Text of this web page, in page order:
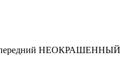
передний НЕОКРАШЕННЫЙ